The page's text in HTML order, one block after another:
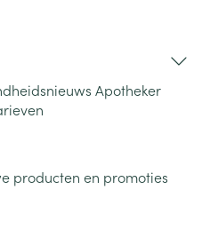
Apotheker
producten en promoties